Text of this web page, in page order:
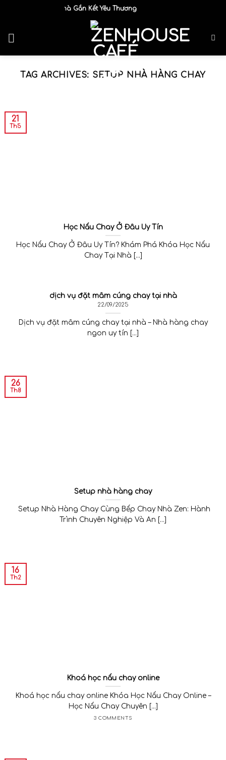
Ngôi Nhà Gắn Kết Yêu Thương
TAG ARCHIVES: SETUP NHÀ HÀNG CHAY
Học Nấu Chay Ở Đâu Uy Tín
Học Nấu Chay Ở Đâu Uy Tín? Khám Phá Khóa Học Nấu
Chay Tại Nhà [...]
21
Th5
dịch vụ đặt mâm cúng chay tại nhà
22/09/2025
Dịch vụ đặt mâm cúng chay tại nhà – Nhà hàng chay
ngon uy tín [...]
Setup nhà hàng chay
Setup Nhà Hàng Chay Cùng Bếp Chay Nhà Zen: Hành
Trình Chuyên Nghiệp Và An [...]
26
Th8
Khoá học nấu chay online
Khoá học nấu chay online Khóa Học Nấu Chay Online –
Học Nấu Chay Chuyên [...]
3 COMMENTS
16
Th2